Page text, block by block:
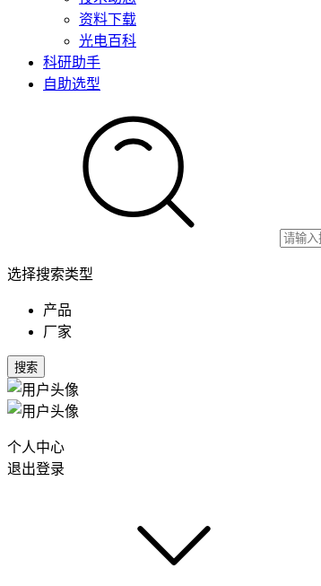
资料下载
光电百科
科研助手
自助选型
选择搜索类型
产品
厂家
搜索
个人中心
退出登录